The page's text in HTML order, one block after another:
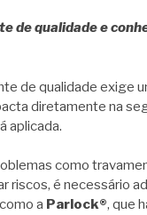
de qualidade e
de qualidade exige
diretamente na
aplicada.
como
riscos, é necessário
a Parlock®, que